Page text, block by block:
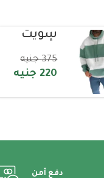
سويت
مضلع
375 جنيه
220 جنيه
دفع أمن